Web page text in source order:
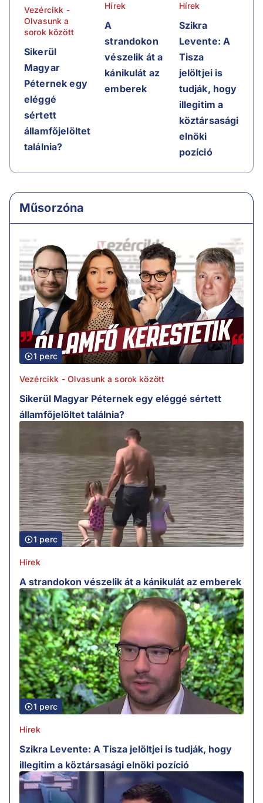
Vezércikk -
Olvasunk a
sorok között
Sikerül
Magyar
Péternek egy
eléggé
sértett
államfőjelöltet
találnia?
Hírek
A
strandokon
vészelik át a
kánikulát az
emberek
Hírek
Szikra
Levente: A
Tisza
jelöltjei is
tudják, hogy
illegitim a
köztársasági
elnöki
pozíció
Műsorzóna
1 perc
Vezércikk - Olvasunk a sorok között
Sikerül Magyar Péternek egy eléggé sértett
államfőjelöltet találnia?
1 perc
Hírek
A strandokon vészelik át a kánikulát az emberek
1 perc
Hírek
Szikra Levente: A Tisza jelöltjei is tudják, hogy
illegitim a köztársasági elnöki pozíció